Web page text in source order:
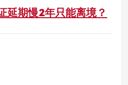
延期慢2年只能离境？